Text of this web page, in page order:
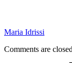
Maria Idrissi
Comments are